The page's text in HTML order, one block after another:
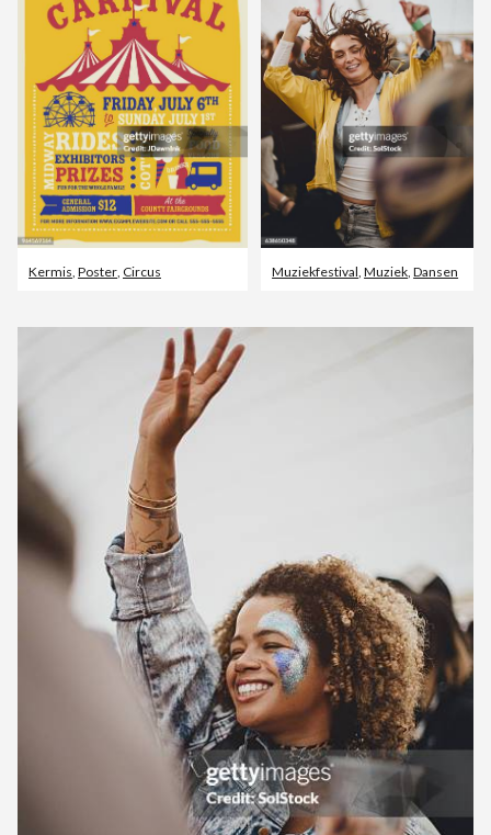
Kermis Poster Circus Muziekfestival ,Muziek ,Dansen